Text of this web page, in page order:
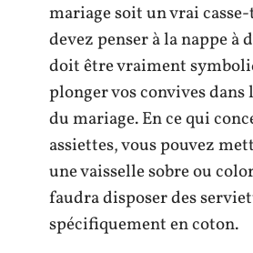
mariage soit un vrai
devez penser à la nappe à
doit être vraiment
plonger vos convives dans
du mariage. En ce qui
assiettes, vous pouvez
une vaisselle sobre ou
faudra disposer des
spécifiquement en coton.